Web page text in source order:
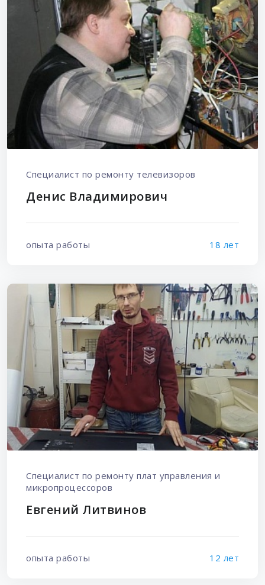
Специалист по ремонту телевизоров
Денис Владимирович
опыта работы 18 лет
Специалист по ремонту плат управления и
микропроцессоров
Евгений Литвинов
опыта работы 12 лет